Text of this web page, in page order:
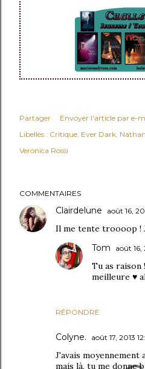
Partager
Envoyer l'article par e-
Libellés : Critique Ever Dark
Veronica Rossi
COMMENTAIRES
Clairdelune août 16,
Il me tente troooop !
RÉPONDRE
Tom août 16,
Tu as raison
meilleure ♥
Colyne. août 17, 2013
J'avais
mais là, tu me donne